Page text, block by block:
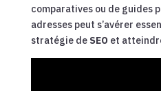
comparatives ou de guides
adresses peut s’avérer
stratégie de SEO et